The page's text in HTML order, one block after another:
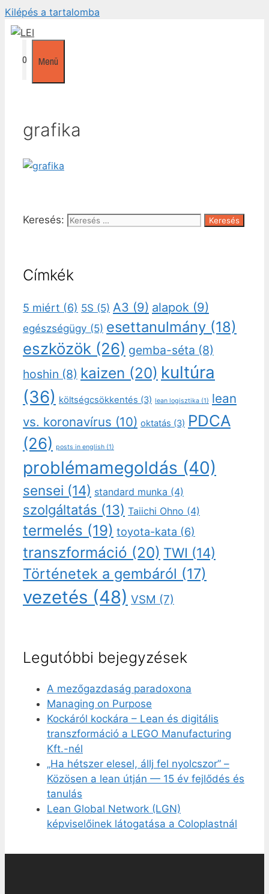
Kilépés a tartalomba
0 Menü
grafika
Keresés:
Címkék
5 miért (6) 5S (5) A3 (9) alapok (9)
egészségügy (5) esettanulmány (18)
eszközök (26) gemba-séta (8)
hoshin (8) kaizen (20) kultúra
(36) költségcsökkentés (3) lean logisztika (1) lean
vs. koronavírus (10) oktatás (3) PDCA
(26) posts in english (1)
problémamegoldás (40)
sensei (14) standard munka (4)
szolgáltatás (13) Taiichi Ohno (4)
termelés (19) toyota-kata (6)
transzformáció (20) TWI (14)
Történetek a gembáról (17)
vezetés (48) VSM (7)
Legutóbbi bejegyzések
A mezőgazdaság paradoxona
Managing on Purpose
Kockáról kockára – Lean és digitális
transzformáció a LEGO Manufacturing
Kft.-nél
„Ha hétszer elesel, állj fel nyolcszor” –
Közösen a lean útján — 15 év fejlődés és
tanulás
Lean Global Network (LGN)
képviselőinek látogatása a Coloplastnál